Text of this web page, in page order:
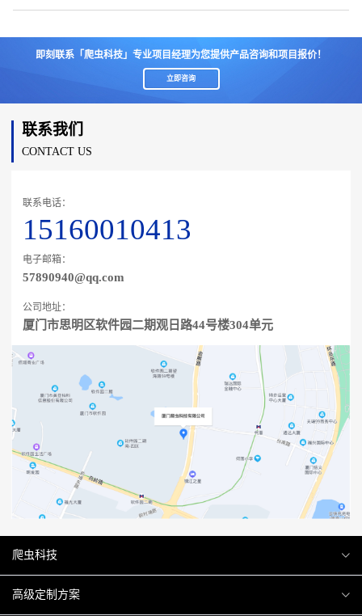
即刻联系「爬虫科技」专业项目经理为您提供产品咨询和项目报价！
立即咨询
联系我们
CONTACT US
联系电话：
15160010413
电子邮箱：
57890940@qq.com
公司地址：
厦门市思明区软件园二期观日路44号楼304单元
爬虫科技
爬虫案例
高级定制方案